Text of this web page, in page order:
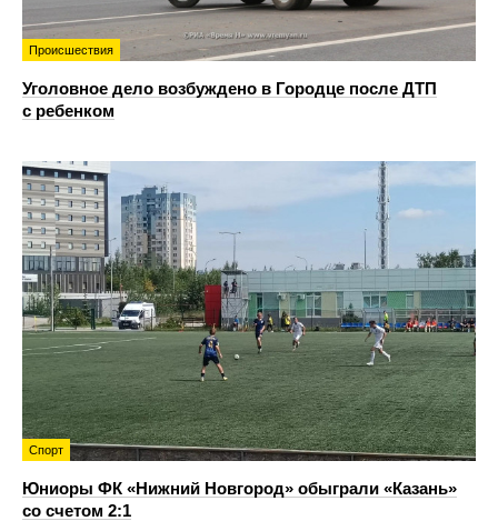
Происшествия
Уголовное дело возбуждено в Городце после ДТП
с ребенком
Спорт
Юниоры ФК «Нижний Новгород» обыграли «Казань»
со счетом 2:1